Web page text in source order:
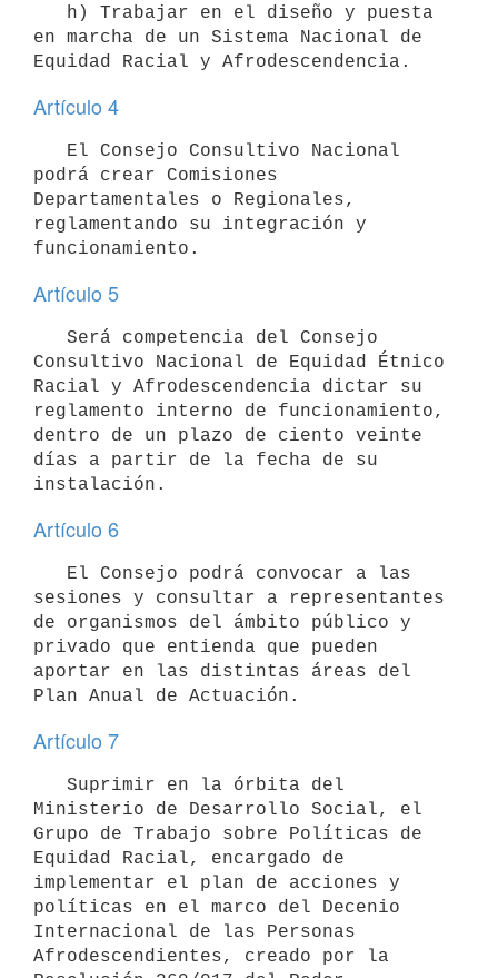
en marcha de un Sistema Nacional de
Artículo 4
podrá crear Comisiones
Departamentales o Regionales,
reglamentando su integración y
Artículo 5
Consultivo Nacional de Equidad Étnico
Racial y Afrodescendencia dictar su
reglamento interno de funcionamiento,
dentro de un plazo de ciento veinte
días a partir de la fecha de su
Artículo 6
sesiones y consultar a representantes
de organismos del ámbito público y
privado que entienda que pueden
aportar en las distintas áreas del
Artículo 7
Ministerio de Desarrollo Social, el
Grupo de Trabajo sobre Políticas de
Equidad Racial, encargado de
implementar el plan de acciones y
políticas en el marco del Decenio
Internacional de las Personas
Afrodescendientes, creado por la